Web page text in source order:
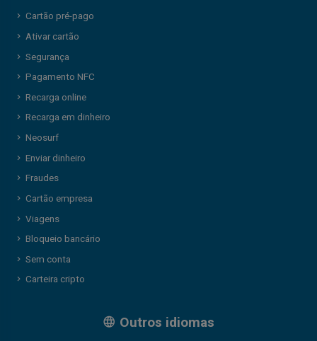
Cartão pré-pago
Ativar cartão
Segurança
Pagamento NFC
Recarga online
Recarga em dinheiro
Neosurf
Enviar dinheiro
Fraudes
Cartão empresa
Viagens
Bloqueio bancário
Sem conta
Carteira cripto
Outros idiomas